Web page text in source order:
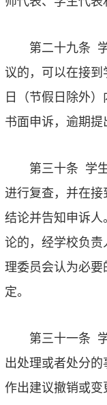
第二十九条
议的，可以在接
日（节假日除外
书面申诉，逾期提
第三十条 学
进行复查，并在
结论并告知申诉
论的，经学校负责
理委员会认为必
定。
第三十一条
出处理或者处分
作出建议撤销或